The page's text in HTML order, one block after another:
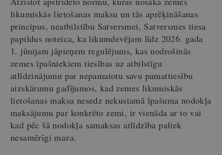
likumiskās lietošanas maksu un tās aprēķināšanas
principus, neatbilstību Satversmei, Satversmes tiesa
papildus noteica, ka likumdevējam līdz 2026. gada
1. jūnijam jāpieņem regulējums, kas nodrošinās
zemes īpašniekiem tiesības uz atbilstīgu
atlīdzinājumu par nepamatotu savu pamattiesību
aizskārumu gadījumos, kad zemes likumiskās
lietošanas maksa nesedz nekustamā īpašuma nodokļa
maksājumu par konkrēto zemi, ir vienāda ar to vai
kad pēc šā nodokļa samaksas atlīdzība paliek
nesamērīgi maza.